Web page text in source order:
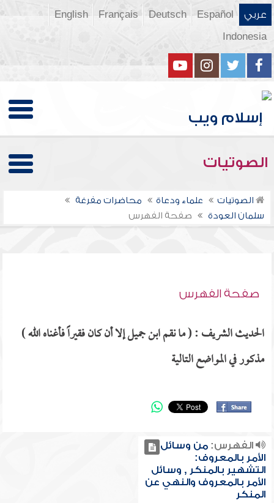
عربي Español
Deutsch
Français
English
Indonesia
الصوتيات
الصوتيات علماء ودعاة
محاضرات مفرغة
سلمان العودة
صفحة الفهرس
صفحة الفهرس
الحديث الشريف : ( ما نقم ابن جميل إلا أن كان فقيراً فأغناه الله )
مذكور في المواضع التالية
الفهرس:من وسائل
الأمر بالمعروف:
التشهير بالمنكر , وسائل
الأمر بالمعروف والنهي عن
المنكر